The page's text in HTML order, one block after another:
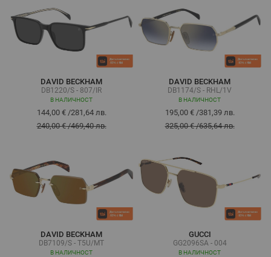
DAVID BECKHAM
DB1220/S - 807/IR
В НАЛИЧНОСТ
144,00 €/281,64 лв.
240,00 €/469,40 лв.
DAVID BECKHAM
DB1174/S - RHL/1V
В НАЛИЧНОСТ
195,00 €/381,39 лв.
325,00 €/635,64 лв.
DAVID BECKHAM
DB7109/S - T5U/MT
В НАЛИЧНОСТ
GUCCI
GG2096SA - 004
В НАЛИЧНОСТ